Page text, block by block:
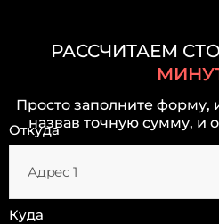
РАССЧИТАЕМ
Просто заполните
назвав точную сумму, и
Откуда
Куда